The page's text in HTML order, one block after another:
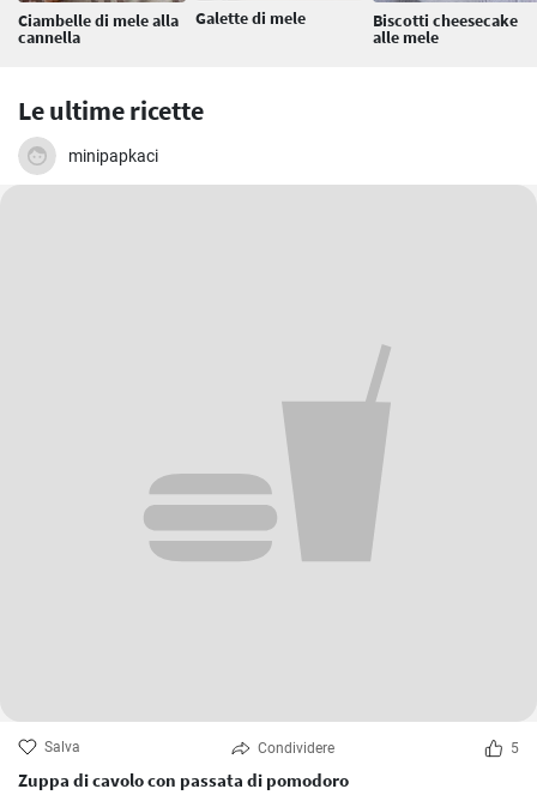
Ciambelle di mele alla
cannella
Galette di mele Biscotti cheesecake
alle mele
Le ultime ricette
minipapkaci
Salva Condividere 5
Zuppa di cavolo con passata di pomodoro